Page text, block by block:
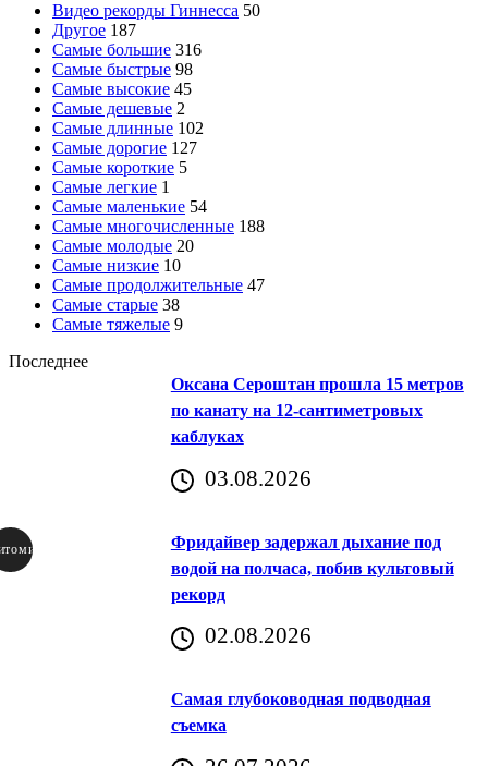
Видео рекорды Гиннесса 50
Другое 187
Самые большие 316
Самые быстрые 98
Самые высокие 45
Самые дешевые 2
Самые длинные 102
Самые дорогие 127
Самые короткие 5
Самые легкие 1
Самые маленькие 54
Самые многочисленные 188
Самые молодые 20
Самые низкие 10
Самые продолжительные 47
Самые старые 38
Самые тяжелые 9
Последнее
Оксана Сероштан прошла 15 метров
по канату на 12-сантиметровых
каблуках
03.08.2026
Фридайвер задержал дыхание под
водой на полчаса, побив культовый
рекорд
02.08.2026
Самая глубоководная подводная
съемка